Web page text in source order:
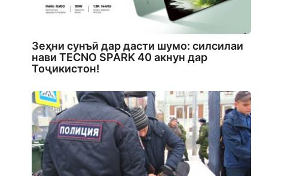
Зеҳни сунъӣ дар дасти шумо: силсилаи
нави TECNO SPARK 40 акнун дар
Тоҷикистон!